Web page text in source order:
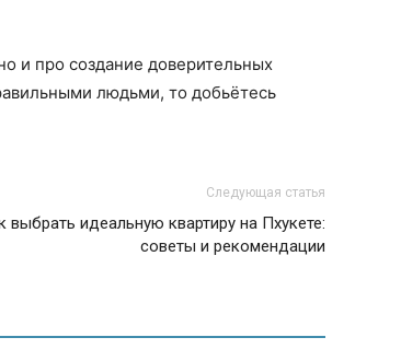
и про создание доверительных
людьми, то добьётесь
Следующая статья
выбрать идеальную квартиру на Пхукете:
советы и рекомендации